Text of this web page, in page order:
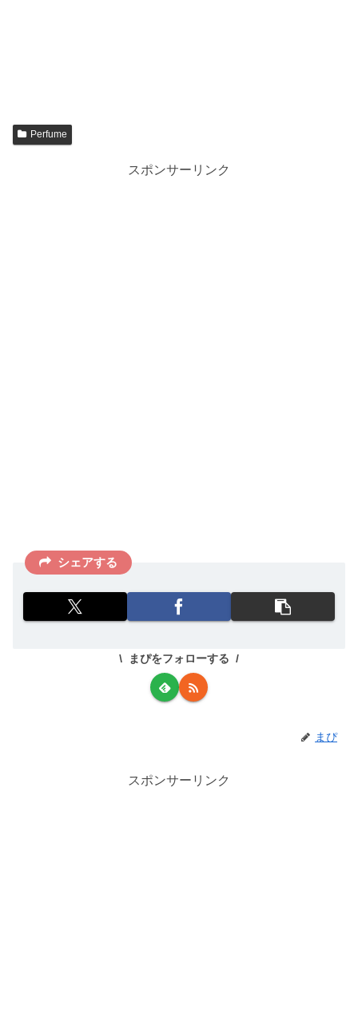
Perfume
スポンサーリンク
シェアする
まぴをフォローする
まぴ
スポンサーリンク